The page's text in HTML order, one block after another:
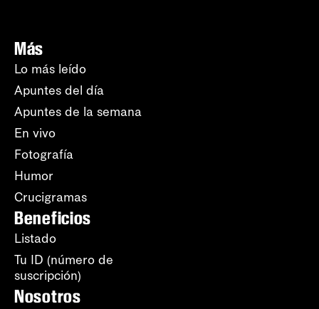
Más
Lo más leído
Apuntes del día
Apuntes de la semana
En vivo
Fotografía
Humor
Crucigramas
Beneficios
Listado
Tu ID (número de
suscripción)
Nosotros